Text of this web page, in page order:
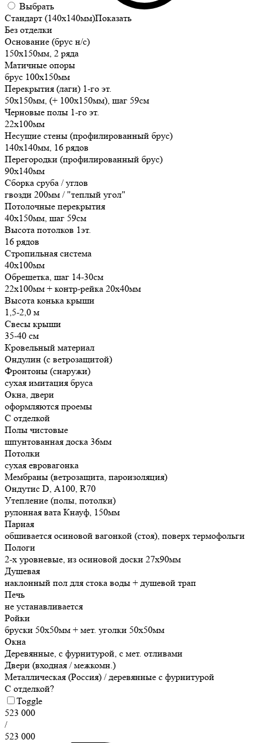
Выбрать
Стандарт (140х140мм)Показать
Без отделки
Основание (брус н/с)
150х150мм, 2 ряда
Матичные опоры
брус 100х150мм
Перекрытия (лаги) 1-го эт.
50х150мм, (+ 100х150мм), шаг 59см
Черновые полы 1-го эт.
22х100мм
Несущие стены (профилированный брус)
140х140мм, 16 рядов
Перегородки (профилированный брус)
90х140мм
Сборка сруба / углов
гвозди 200мм / "теплый угол"
Потолочные перекрытия
40х150мм, шаг 59см
Высота потолков 1эт.
16 рядов
Стропильная система
40х100мм
Обрешетка, шаг 14-30см
22х100мм + контр-рейка 20х40мм
Высота конька крыши
1,5-2,0 м
Свесы крыши
35-40 см
Кровельный материал
Ондулин (с ветрозащитой)
Фронтоны (снаружи)
сухая имитация бруса
Окна, двери
оформляются проемы
С отделкой
Полы чистовые
шпунтованная доска 36мм
Потолки
сухая евровагонка
Мембраны (ветрозащита, пароизоляция)
Ондутис D, А100, R70
Утепление (полы, потолки)
рулонная вата Кнауф, 150мм
Парная
обшивается осиновой вагонкой (стоя), поверх термофольги
Пологи
2-х уровневые, из осиновой доски 27х90мм
Душевая
наклонный пол для стока воды + душевой трап
Печь
не устанавливается
Ройки
бруски 50х50мм + мет. уголки 50х50мм
Окна
Деревянные, с фурнитурой, с мет. отливами
Двери (входная / межкомн.)
Металлическая (Россия) / деревянные с фурнитурой
С отделкой?
Toggle
523 000
/
523 000